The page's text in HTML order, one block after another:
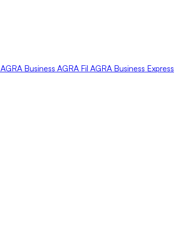
AGRA Business AGRA Fil AGRA Business Express